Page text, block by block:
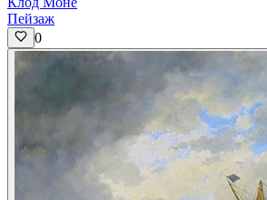
Пейзаж
0